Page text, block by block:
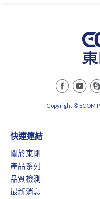
Copyright © ECOM
快速連結
關於東剛
產品系列
品質檢測
最新消息